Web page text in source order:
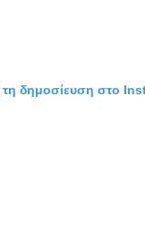
τη δημοσίευση στο